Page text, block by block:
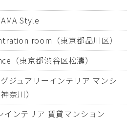
Style
room（東京都品川区）
（東京都渋谷区松濤）
ジュアリーインテリア マンシ
奈川）
インテリア 賃貸マンション